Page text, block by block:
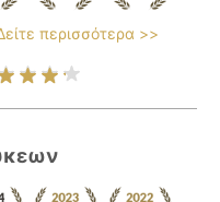
περισσότερα >>